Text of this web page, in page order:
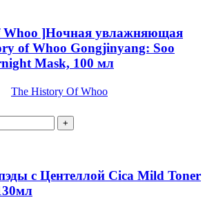
Whoo ]Ночная увлажняющая
of Whoo Gongjinyang: Soo
Mask, 100 мл
The History Of Whoo
с Центеллой Cica Mild Toner